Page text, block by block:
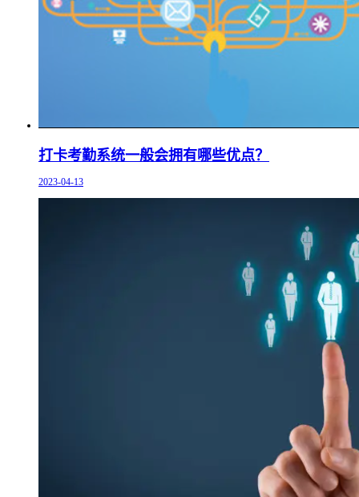
打卡考勤系统一般会拥有哪些优点？
2023-04-13